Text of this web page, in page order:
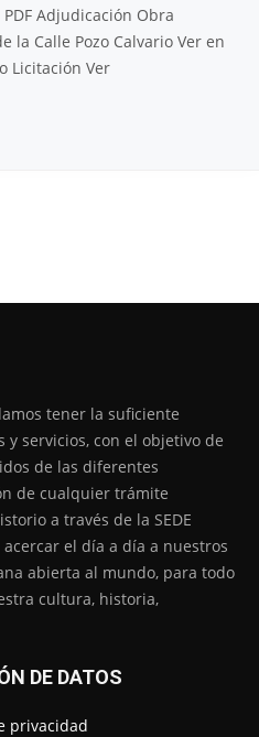
Adjudicación Obra
la Calle Pozo Calvario Ver en
Licitación Ver
tener la suficiente
servicios, con el objetivo de
de las diferentes
de cualquier trámite
a través de la SEDE
acercar el día a día a nuestros
abierta al mundo, para todo
cultura, historia,
DE DATOS
privacidad